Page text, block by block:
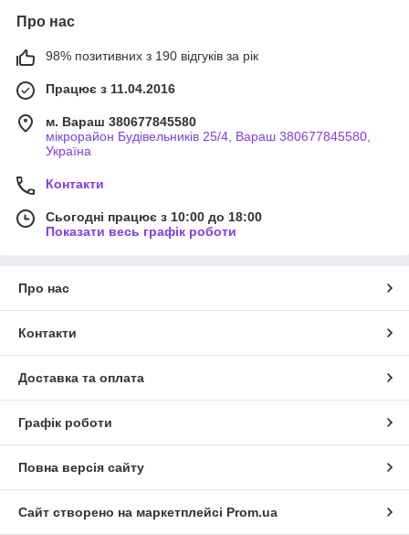
Про нас
98% позитивних з 190 відгуків за рік
Працює з 11.04.2016
м. Вараш 380677845580
мікрорайон Будівельників 25/4, Вараш 380677845580,
Україна
Контакти
Сьогодні працює з 10:00 до 18:00
Показати весь графік роботи
Про нас
Контакти
Доставка та оплата
Графік роботи
Повна версія сайту
Сайт створено на маркетплейсі Prom.ua